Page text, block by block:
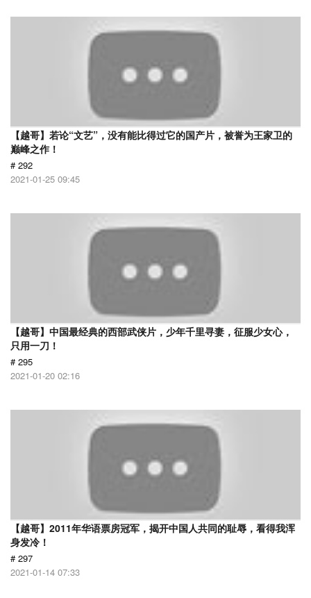
【越哥】若论“文艺”，没有能比得过它的国产片，被誉为王家卫的
巅峰之作！
# 292
2021-01-25 09:45
【越哥】中国最经典的西部武侠片，少年千里寻妻，征服少女心，
只用一刀！
# 295
2021-01-20 02:16
【越哥】2011年华语票房冠军，揭开中国人共同的耻辱，看得我浑
身发冷！
# 297
2021-01-14 07:33